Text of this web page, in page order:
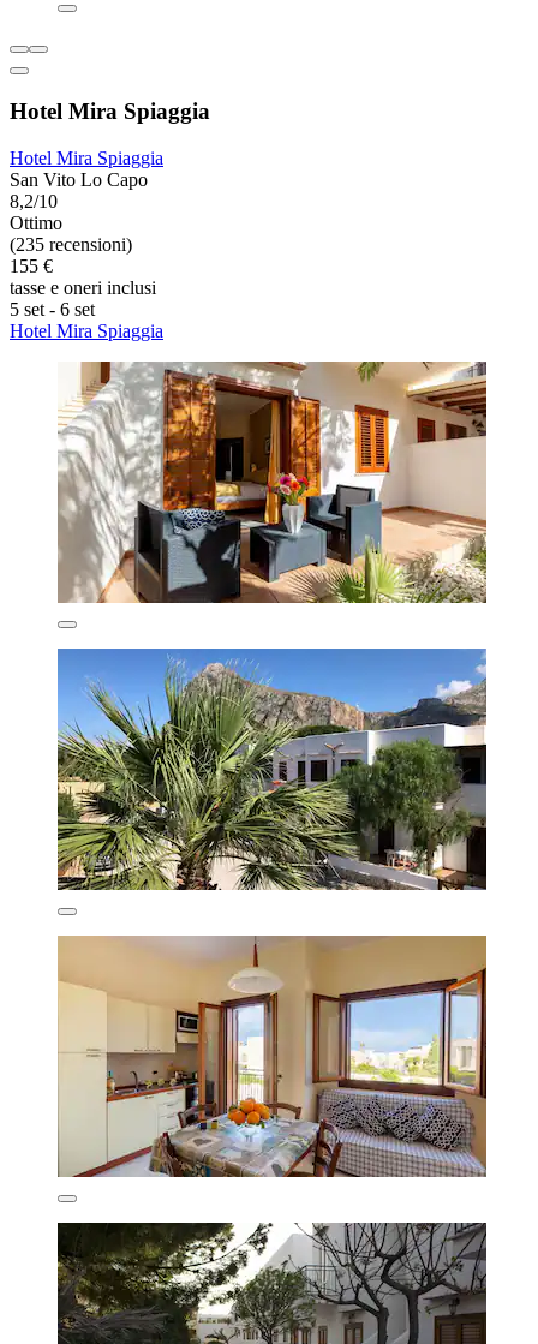
Hotel Mira Spiaggia
Hotel Mira Spiaggia
San Vito Lo Capo
8,2/10
Ottimo
(235 recensioni)
155 €
tasse e oneri inclusi
5 set - 6 set
Hotel Mira Spiaggia